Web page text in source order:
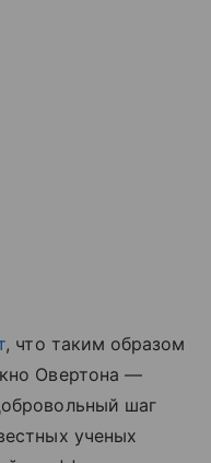
, что таким образом
Овертона —
шаг
ученых